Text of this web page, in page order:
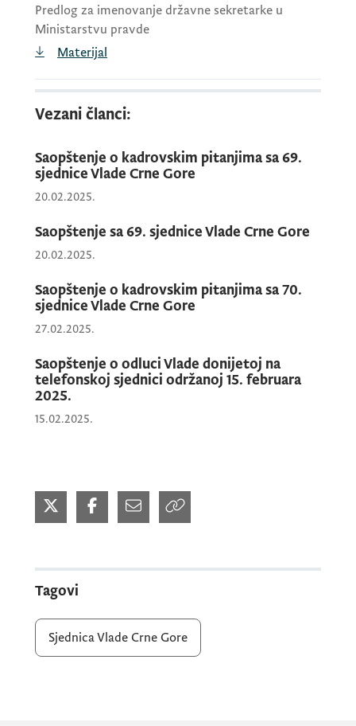
Predlog za imenovanje državne sekretarke u
Ministarstvu pravde
Materijal
Vezani članci:
Saopštenje o kadrovskim pitanjima sa 69.
sjednice Vlade Crne Gore
20.02.2025.
Saopštenje sa 69. sjednice Vlade Crne Gore
20.02.2025.
Saopštenje o kadrovskim pitanjima sa 70.
sjednice Vlade Crne Gore
27.02.2025.
Saopštenje o odluci Vlade donijetoj na
telefonskoj sjednici održanoj 15. februara
2025.
15.02.2025.
Tagovi
Sjednica Vlade Crne Gore